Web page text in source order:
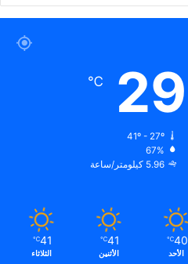
29
℃
41º - 27º
67%
5.96 كيلومتر/ساعة
40
℃
الأحد
41
℃
الأثنين
41
℃
الثلاثاء